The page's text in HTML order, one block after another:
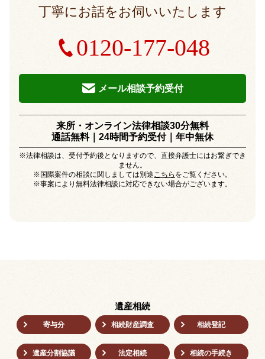
丁寧にお話をお伺いいたします
0120-177-048
メール相談予約受付
来所・オンライン法律相談30分無料
通話無料｜24時間予約受付｜年中無休
※法律相談は、受付予約後となりますので、直接弁護士にはお繋ぎでき
ません。
※国際案件の相談に関しましては別途こちら をご覧ください。
※事案により無料法律相談に対応できない場合がございます。
遺産相続
寄与分 相続財産調査 相続登記
遺産分割協議 法定相続 相続の⼿続き